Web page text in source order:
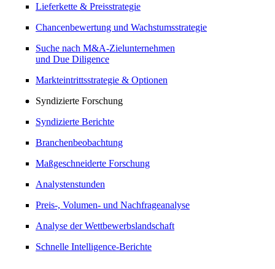
Lieferkette & Preisstrategie
Chancenbewertung und Wachstumsstrategie
Suche nach M&A-Zielunternehmen
und Due Diligence
Markteintrittsstrategie & Optionen
Syndizierte Forschung
Syndizierte Berichte
Branchenbeobachtung
Maßgeschneiderte Forschung
Analystenstunden
Preis-, Volumen- und Nachfrageanalyse
Analyse der Wettbewerbslandschaft
Schnelle Intelligence-Berichte